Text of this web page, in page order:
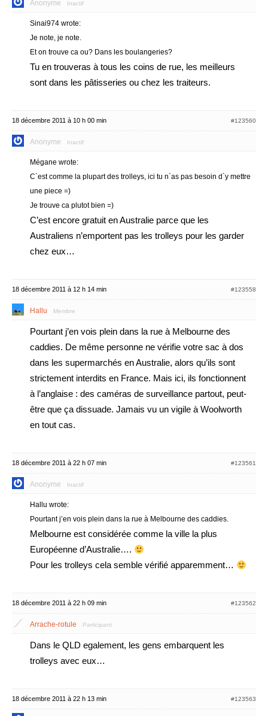
Anonyme Inactif
Sinai974 wrote:
Je note, je note.
Et on trouve ca ou? Dans les boulangeries?
Tu en trouveras à tous les coins de rue, les meilleurs
sont dans les pâtisseries ou chez les traiteurs.
18 décembre 2011 à 10 h 00 min #123560
Anonyme Inactif
Mégane wrote:
C`est comme la plupart des trolleys, ici tu n`as pas besoin d`y mettre
une piece =)
Je trouve ca plutot bien =)
C’est encore gratuit en Australie parce que les
Australiens n’emportent pas les trolleys pour les garder
chez eux…
18 décembre 2011 à 12 h 14 min #123558
Hallu Membre
Pourtant j’en vois plein dans la rue à Melbourne des
caddies. De même personne ne vérifie votre sac à dos
dans les supermarchés en Australie, alors qu’ils sont
strictement interdits en France. Mais ici, ils fonctionnent
à l’anglaise : des caméras de surveillance partout, peut-
être que ça dissuade. Jamais vu un vigile à Woolworth
en tout cas.
18 décembre 2011 à 22 h 07 min #123561
Anonyme Inactif
Hallu wrote:
Pourtant j’en vois plein dans la rue à Melbourne des caddies.
Melbourne est considérée comme la ville la plus
Européenne d’Australie….
Pour les trolleys cela semble vérifié apparemment…
18 décembre 2011 à 22 h 09 min #123562
Arrache-rotule Participant
Dans le QLD egalement, les gens embarquent les
trolleys avec eux…
18 décembre 2011 à 22 h 13 min #123563